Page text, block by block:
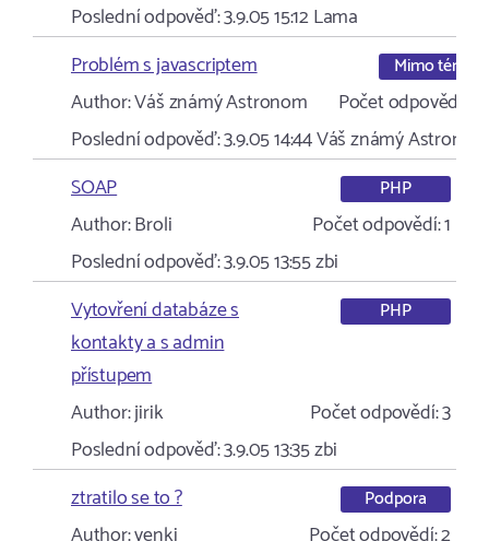
Poslední odpověď:3.9.05 15:12Lama
Problém s javascriptem
Mimo téma
Author:Váš známý Astronom Počet odpovědí:
Poslední odpověď:3.9.05 14:44Váš známý Astronom
SOAP
PHP
Author:Broli Počet odpovědí:1
Poslední odpověď:3.9.05 13:55zbi
Vytovření databáze s
kontakty a s admin
přístupem
PHP
Author:jirik Počet odpovědí:3
Poslední odpověď:3.9.05 13:35zbi
ztratilo se to ?
Podpora